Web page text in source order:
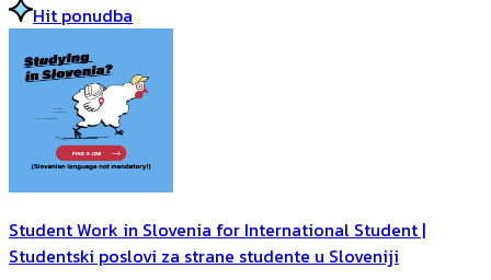
Hit ponudba
Student Work in Slovenia for International Student |
Studentski poslovi za strane studente u Sloveniji